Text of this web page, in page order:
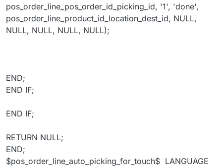
pos_order_line_pos_order_id_picking_id, '1', 'done',
pos_order_line_product_id_location_dest_id, NULL,
NULL, NULL, NULL, NULL);
END;
END IF;
END IF;
RETURN NULL;
END;
$pos_order_line_auto_picking_for_touch$ LANGUAGE